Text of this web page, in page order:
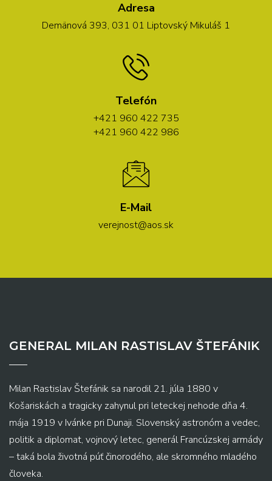
Adresa
Demänová 393, 031 01 Liptovský Mikuláš 1
Telefón
+421 960 422 735
+421 960 422 986
E-Mail
verejnost@aos.sk
GENERAL MILAN RASTISLAV ŠTEFÁNIK
Milan Rastislav Štefánik sa narodil 21. júla 1880 v
Košariskách a tragicky zahynul pri leteckej nehode dňa 4.
mája 1919 v Ivánke pri Dunaji. Slovenský astronóm a vedec,
politik a diplomat, vojnový letec, generál Francúzskej armády
– taká bola životná púť činorodého, ale skromného mladého
človeka.